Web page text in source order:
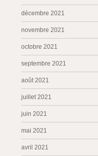
décembre 2021
novembre 2021
octobre 2021
septembre 2021
août 2021
juillet 2021
juin 2021
mai 2021
avril 2021